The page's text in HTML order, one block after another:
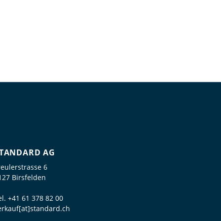
AG
6
Birsfelden
+41 61 378 82 00